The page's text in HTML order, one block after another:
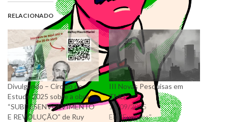
RELACIONADO
Divulgando – Círculo de
Estudo 2025 sobre a obra
“SUBDESENVOLVIMENTO
E REVOLUÇÃO” de Ruy
III Novas Pesquisas em
TMD
15/09/2025
Em "Eventos"